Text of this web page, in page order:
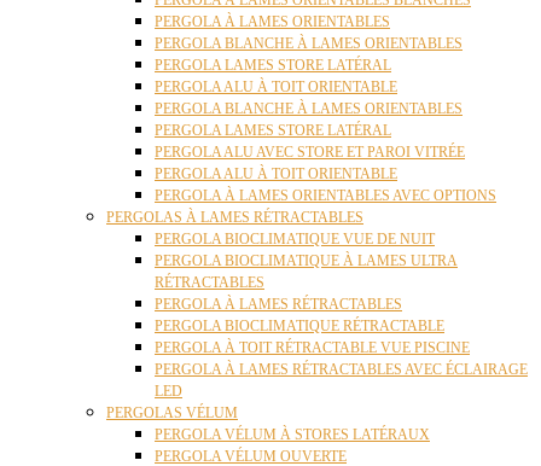
PERGOLA À LAMES ORIENTABLES
PERGOLA BLANCHE À LAMES ORIENTABLES
PERGOLA LAMES STORE LATÉRAL
PERGOLA ALU À TOIT ORIENTABLE
PERGOLA BLANCHE À LAMES ORIENTABLES
PERGOLA LAMES STORE LATÉRAL
PERGOLA ALU AVEC STORE ET PAROI VITRÉE
PERGOLA ALU À TOIT ORIENTABLE
PERGOLA À LAMES ORIENTABLES AVEC OPTIONS
PERGOLAS À LAMES RÉTRACTABLES
PERGOLA BIOCLIMATIQUE VUE DE NUIT
PERGOLA BIOCLIMATIQUE À LAMES ULTRA
RÉTRACTABLES
PERGOLA À LAMES RÉTRACTABLES
PERGOLA BIOCLIMATIQUE RÉTRACTABLE
PERGOLA À TOIT RÉTRACTABLE VUE PISCINE
PERGOLA À LAMES RÉTRACTABLES AVEC ÉCLAIRAGE
LED
PERGOLAS VÉLUM
PERGOLA VÉLUM À STORES LATÉRAUX
PERGOLA VÉLUM OUVERTE